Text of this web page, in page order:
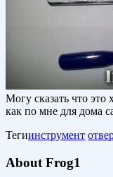
Могу сказать что это
как по мне для дома
Тегиинструмент
About Frog1